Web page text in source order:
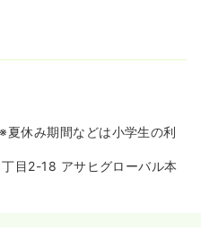
夏休み期間などは小学生の利
目2-18 アサヒグローバル本